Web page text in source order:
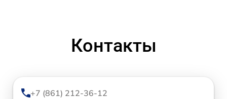
Контакты
+7 (861) 212-36-12